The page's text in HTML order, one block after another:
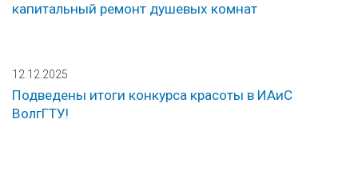
капитальный ремонт душевых комнат
12.12.2025
Подведены итоги конкурса красоты в ИАиС
ВолгГТУ!